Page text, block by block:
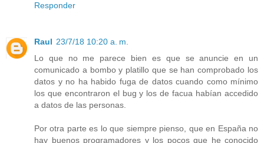
Responder
Raul 23/7/18 10:20 a. m.
Lo que no me parece bien es que se anuncie en un
comunicado a bombo y platillo que se han comprobado los
datos y no ha habido fuga de datos cuando como mínimo
los que encontraron el bug y los de facua habían accedido
a datos de las personas.
Por otra parte es lo que siempre pienso, que en España no
hay buenos programadores y los pocos que he conocido